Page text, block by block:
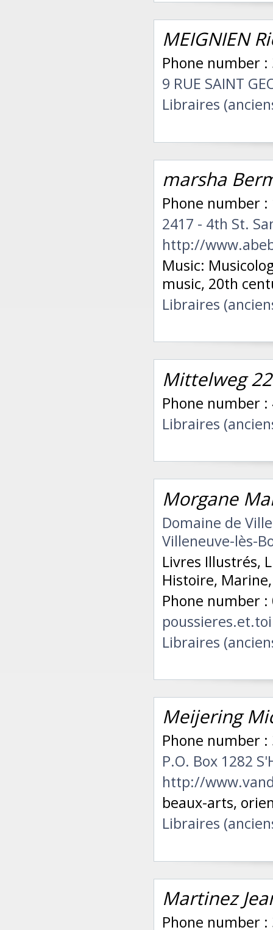
MEIGNIEN
Phone number :
9 RUE SAINT
Libraires
marsha
Phone number :
2417 - 4th St.
http://
Music:
music, 20th
Libraires
Mittelweg
Phone number :
Libraires
Morgane
Domaine de
Villeneuve-lès-
Livres Illustrés,
Histoire,
Phone number :
Libraires
Meijering
Phone number :
P.O. Box 1282
http://
beaux-arts,
Libraires
Martinez
Phone number :